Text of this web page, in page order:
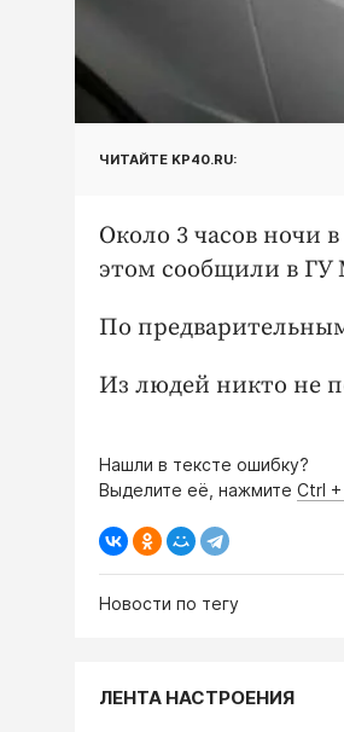
ЧИТАЙТЕ KP40.RU:
Около 3 часов ночи
этом сообщили в
По
Из людей никто не
Нашли в тексте ошибку?
Выделите её, нажмите Ctrl
Новости по тегу
ЛЕНТА НАСТРОЕНИЯ